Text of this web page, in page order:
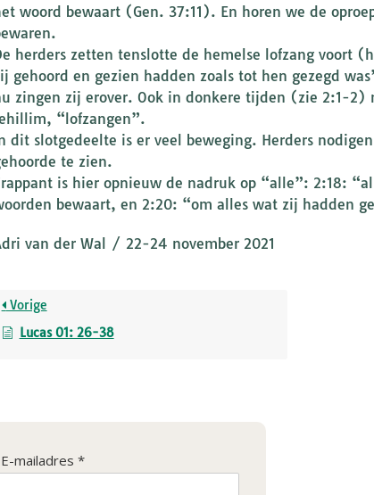
woord bewaart (Gen. 37:11). En horen we de
herders zetten tenslotte de hemelse lofzang voort
gehoord en gezien hadden zoals tot hen gezegd
zingen zij erover. Ook in donkere tijden (zie 2:1-2)
“lofzangen”.
dit slotgedeelte is er veel beweging. Herders
te zien.
is hier opnieuw de nadruk op “alle”: 2:18:
bewaart, en 2:20: “om alles wat zij hadden
van der Wal / 22-24 november 2021
Vorige
Lucas 01: 26-38
E-mailadres *